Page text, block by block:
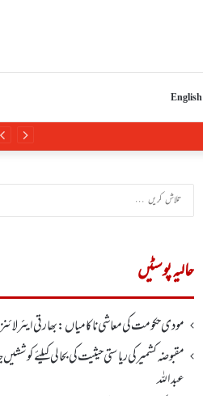
English
حالیہ پوسٹیں
مودی حکومت کی معاشی ناکامیاں: بھارتی
مقبوضہ کشمیر کی ریاستی حیثیت کی بحالی کیلئے
عبداللہ